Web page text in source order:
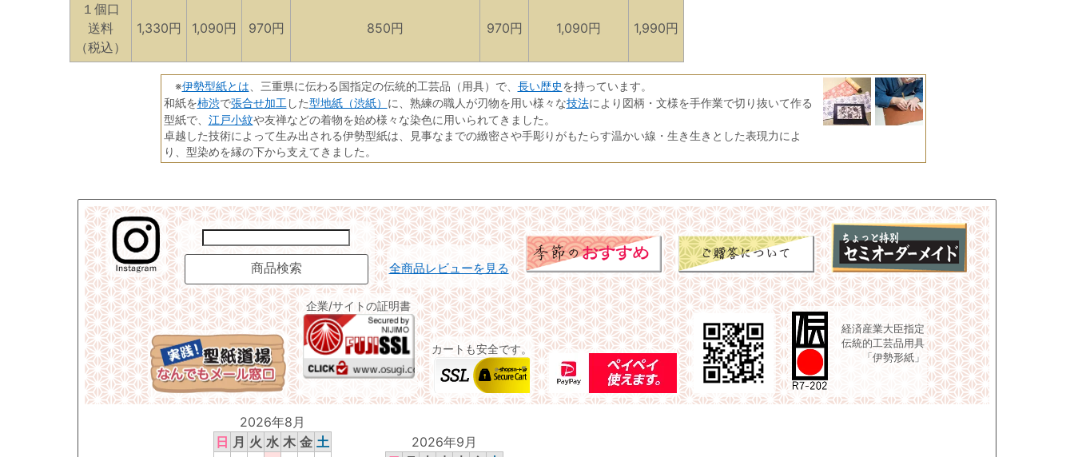
１個口
送料
（税込）
1,330円 1,090円 970円 850円 970円 1,090円 1,990円
※伊勢型紙とは、三重県に伝わる国指定の伝統的工芸品（用具）で、 長い歴史を持っています。
和紙を柿渋で張合せ加工した型地紙（渋紙） に、熟練の職人が刃物を用い様々な技法により図柄・文様を手作業で切り抜いて作る
型紙で、 江戸小紋や友禅などの着物を始め様々な染色に用いられてきました。
卓越した技術によって生み出される伊勢型紙は、見事なまでの緻密さや手彫りがもたらす温かい線・生き生きとした表現力によ
り、型染めを縁の下から支えてきました。
全商品レビューを見る
企業/サイトの証明書
カートも安全です。
経済産業大臣指定
伝統的工芸品用具
「伊勢形紙」
2026年8月
日 月 火 水 木 金 土
2026年9月